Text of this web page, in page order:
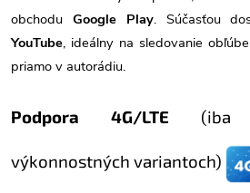
obchodu Google Play. Súčasťou
YouTube, ideálny na sledovanie
priamo v autorádiu.
Podpora 4G/LTE (iba
výkonnostných variantoch)